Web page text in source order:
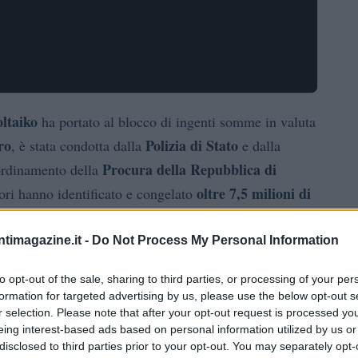
- Do Not Process My Personal Information
opt-out of the sale, sharing to third parties, or processing of your
for targeted advertising by us, please use the below opt-out
selection. Please note that after your opt-out request is processed
interest-based ads based on personal information utilized by us
to third parties prior to your opt-out. You may separately
ha portato al blocco di ingenti somme in valuta
, è stata condotta dalla Polizia di Stato e dalla
della Procura della Repubblica di
hanno identificato e congelato oltre 7,5 milioni di
già portato a risultati concreti: loscioglimento
correnti e il sequestro di dispositivi elettronici,
di Rimini, per un valore complessivo vicino